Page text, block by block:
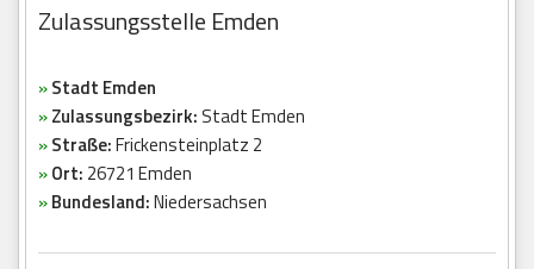
Zulassungsstelle Emden
»Stadt Emden
»Zulassungsbezirk: Stadt Emden
»Straße:Frickensteinplatz 2
»Ort: 26721 Emden
»Bundesland:Niedersachsen